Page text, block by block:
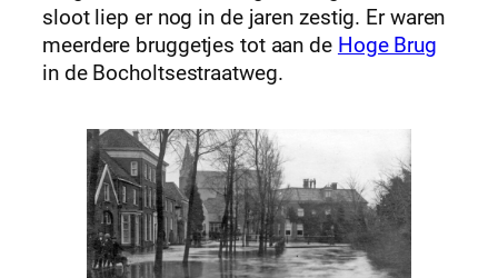
sloot liep er nog in de jaren zestig. Er waren
meerdere bruggetjes tot aan de Hoge Brug
in de Bocholtsestraatweg.